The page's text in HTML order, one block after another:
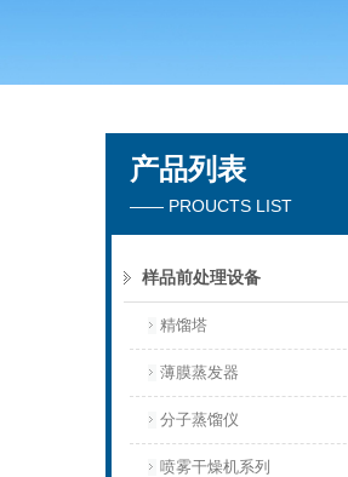
杭州川一实验仪器有限公司
产品列表
—— PROUCTS LIST
样品前处理设备
精馏塔
薄膜蒸发器
分子蒸馏仪
喷雾干燥机系列